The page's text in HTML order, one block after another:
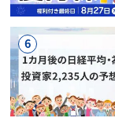
6